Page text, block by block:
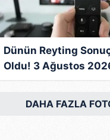
Dünün Reyting
Oldu! 3 Ağustos
sonuçlarında kim
DAHA FAZLA